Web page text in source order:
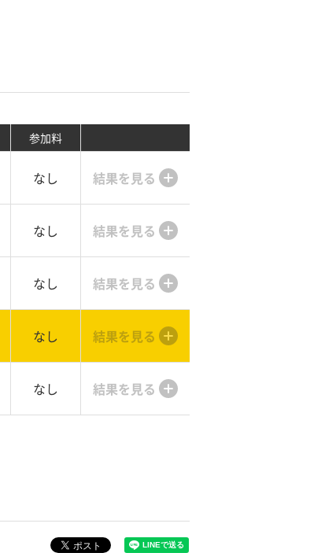
参加料
なし 結果を見る
なし 結果を見る
なし 結果を見る
なし 結果を見る
なし 結果を見る